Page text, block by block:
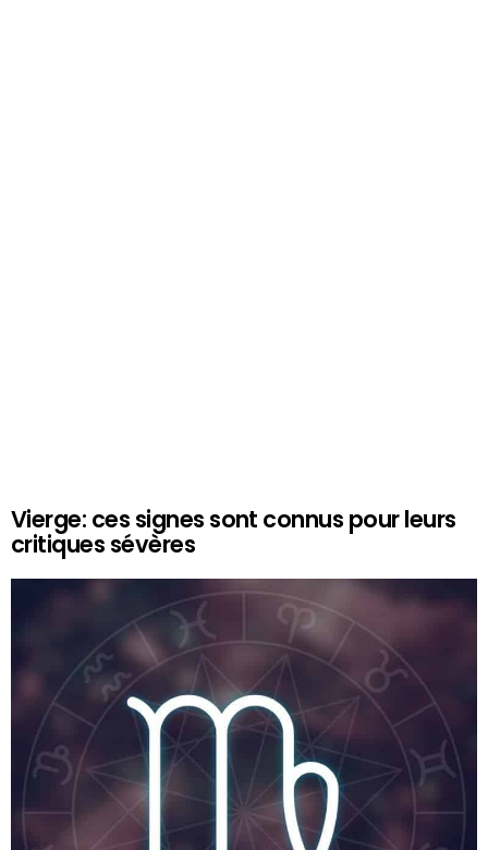
Vierge: ces signes sont connus pour leurs
critiques sévères